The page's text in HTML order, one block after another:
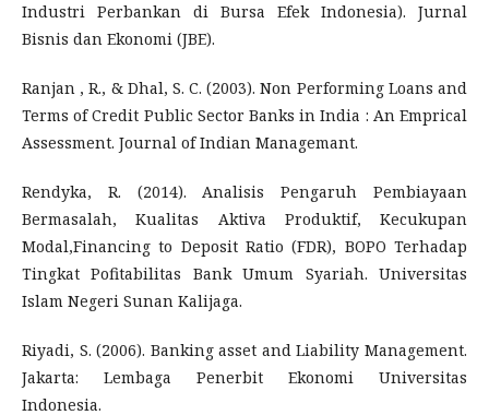
Industri Perbankan di Bursa Efek Indonesia). Jurnal
Bisnis dan Ekonomi (JBE).
Ranjan , R., & Dhal, S. C. (2003). Non Performing Loans and
Terms of Credit Public Sector Banks in India : An Emprical
Assessment. Journal of Indian Managemant.
Rendyka, R. (2014). Analisis Pengaruh Pembiayaan
Bermasalah, Kualitas Aktiva Produktif, Kecukupan
Modal,Financing to Deposit Ratio (FDR), BOPO Terhadap
Tingkat Pofitabilitas Bank Umum Syariah. Universitas
Islam Negeri Sunan Kalijaga.
Riyadi, S. (2006). Banking asset and Liability Management.
Jakarta: Lembaga Penerbit Ekonomi Universitas
Indonesia.